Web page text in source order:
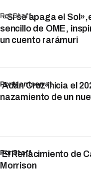
«Si se apaga el
sencillo de OME,
un cuento rarámuri
por Staff
Adán Cruz inicia el
nazamiento de un
por Montserrat
El Renacimiento de
Morrison
por Staff